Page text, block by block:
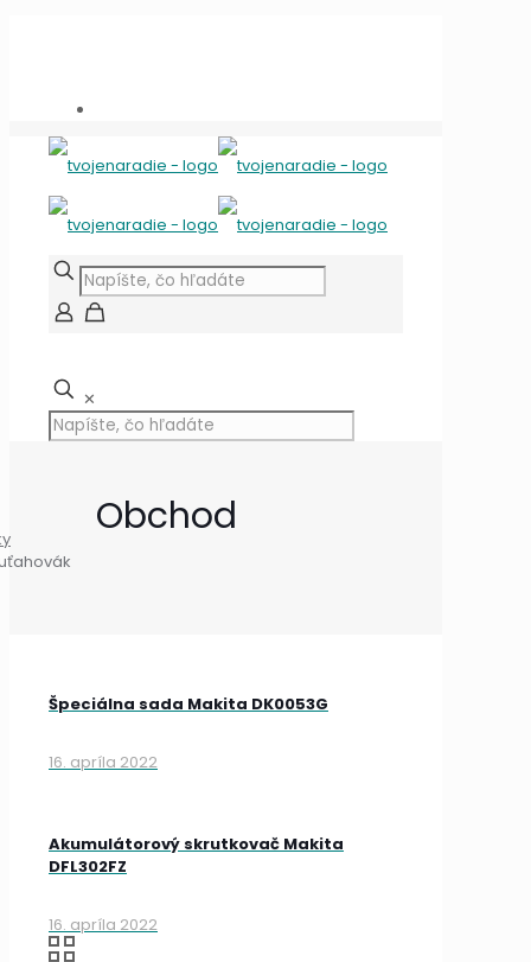
✕
Obchod
Špeciálna sada Makita DK0053G
16. apríla 2022
Akumulátorový skrutkovač Makita
DFL302FZ
16. apríla 2022